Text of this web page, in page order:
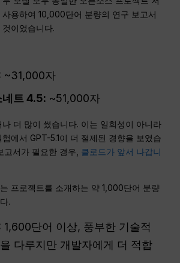
용하여 10,000단어 분량의 연구 보고서
이었습니다.
~31,000자
네트 4.5: ~51,000자
더 많이 썼습니다. 이는 일회성이 아니라
에서 GPT-5.1이 더 절제된 경향을 보였습
고서가 필요한 경우, 클로드가 앞서 나갑니
프로젝트를 소개하는 약 1,000단어 분량
.
1,600단어 이상, 풍부한 기술적
다루지만 개발자에게 더 적합